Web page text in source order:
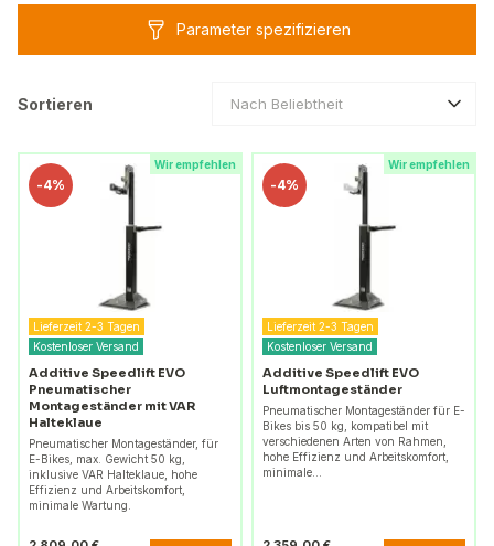
Parameter spezifizieren
Sortieren Nach Beliebtheit
Wir empfehlen
-4%
Lieferzeit 2-3 Tagen
Kostenloser Versand
Additive Speedlift EVO
Pneumatischer
Montageständer mit VAR
Halteklaue
Pneumatischer Montageständer, für
E-Bikes, max. Gewicht 50 kg,
inklusive VAR Halteklaue, hohe
Effizienz und Arbeitskomfort,
minimale Wartung.
Wir empfehlen
-4%
Lieferzeit 2-3 Tagen
Kostenloser Versand
Additive Speedlift EVO
Luftmontageständer
Pneumatischer Montageständer für E-
Bikes bis 50 kg, kompatibel mit
verschiedenen Arten von Rahmen,
hohe Effizienz und Arbeitskomfort,
minimale…